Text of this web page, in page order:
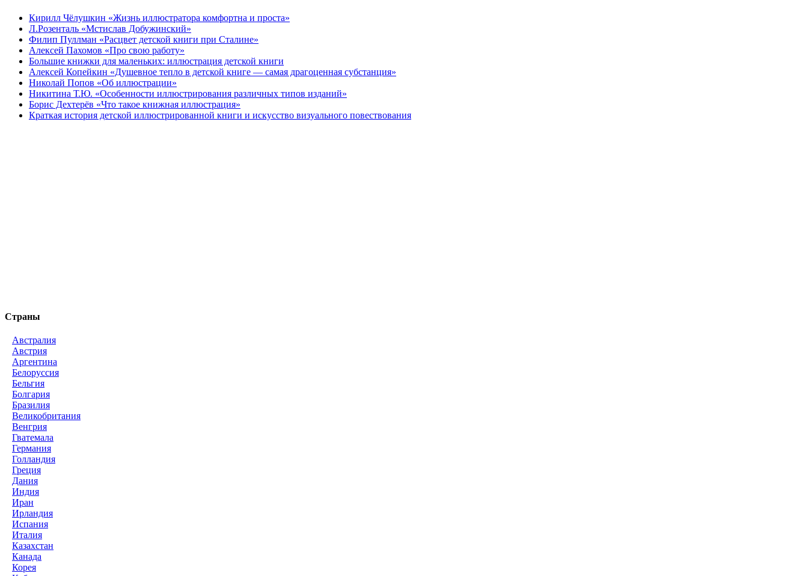
Кирилл Чёлушкин «Жизнь иллюстратора комфортна и проста»
Л.Розенталь «Мстислав Добужинский»
Филип Пуллман «Расцвет детской книги при Сталине»
Алексей Пахомов «Про свою работу»
Большие книжки для маленьких: иллюстрация детской книги
Алексей Копейкин «Душевное тепло в детской книге — самая драгоценная субстанция»
Николай Попов «Об иллюстрации»
Никитина Т.Ю. «Особенности иллюстрирования различных типов изданий»
Борис Дехтерёв «Что такое книжная иллюстрация»
Краткая история детской иллюстрированной книги и искусство визуального повествования
Страны
Австралия
Австрия
Аргентина
Белоруссия
Бельгия
Болгария
Бразилия
Великобритания
Венгрия
Гватемала
Германия
Голландия
Греция
Дания
Индия
Иран
Ирландия
Испания
Италия
Казахстан
Канада
Корея